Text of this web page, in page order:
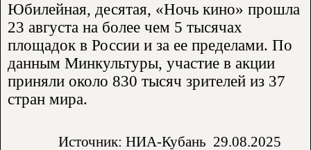
Юбилейная, десятая, «Ночь кино» прошла
23 августа на более чем 5 тысячах
площадок в России и за ее пределами. По
данным Минкультуры, участие в акции
приняли около 830 тысяч зрителей из 37
стран мира.
Источник: НИА-Кубань 29.08.2025